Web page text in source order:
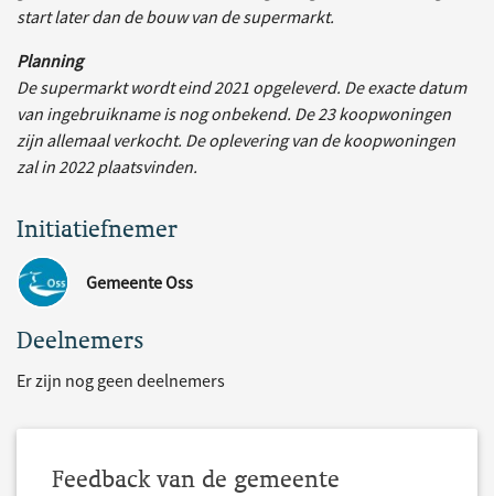
start later dan de bouw van de supermarkt.
Planning
De supermarkt wordt eind 2021 opgeleverd. De exacte datum
van ingebruikname is nog onbekend. De 23 koopwoningen
zijn allemaal verkocht. De oplevering van de koopwoningen
zal in 2022 plaatsvinden.
Initiatiefnemer
Gemeente Oss
Deelnemers
Er zijn nog geen deelnemers
Feedback van de gemeente